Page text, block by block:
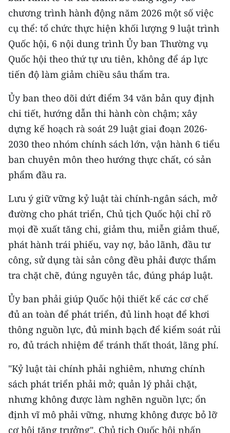
CÁC CHUYÊN TRANG
VỀ BÁO NHÂN DÂN
THỜI NAY
NHÂN DÂN CUỐI TUẦN
NHÂN DÂN HẰNG THÁNG
ĐỌC BÁO IN
ENGLISH
中文
FRANÇAIS
РУССКИЙ
ESPAÑOL
한국어
chương trình hành động năm 2026 một số việc
cụ thể: tổ chức thực hiện khối lượng 9 luật trình
Quốc hội, 6 nội dung trình Ủy ban Thường vụ
Quốc hội theo thứ tự ưu tiên, không để áp lực
tiến độ làm giảm chiều sâu thẩm tra.
Ủy ban theo dõi dứt điểm 34 văn bản quy định
chi tiết, hướng dẫn thi hành còn chậm; xây
dựng kế hoạch rà soát 29 luật giai đoạn 2026-
2030 theo nhóm chính sách lớn, vận hành 6 tiểu
ban chuyên môn theo hướng thực chất, có sản
phẩm đầu ra.
Lưu ý giữ vững kỷ luật tài chính-ngân sách, mở
đường cho phát triển, Chủ tịch Quốc hội chỉ rõ
mọi đề xuất tăng chi, giảm thu, miễn giảm thuế,
phát hành trái phiếu, vay nợ, bảo lãnh, đầu tư
công, sử dụng tài sản công đều phải được thẩm
tra chặt chẽ, đúng nguyên tắc, đúng pháp luật.
Ủy ban phải giúp Quốc hội thiết kế các cơ chế
đủ an toàn để phát triển, đủ linh hoạt để khơi
thông nguồn lực, đủ minh bạch để kiểm soát rủi
ro, đủ trách nhiệm để tránh thất thoát, lãng phí.
"Kỷ luật tài chính phải nghiêm, nhưng chính
sách phát triển phải mở; quản lý phải chặt,
nhưng không được làm nghẽn nguồn lực; ổn
định vĩ mô phải vững, nhưng không được bỏ lỡ
cơ hội tăng trưởng", Chủ tịch Quốc hội nhấn